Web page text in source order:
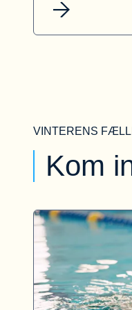
VINTERENS
Kom